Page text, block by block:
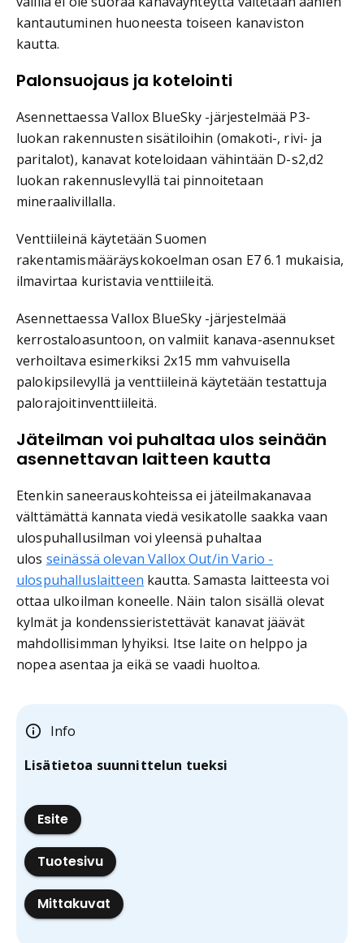
kantautuminen huoneesta toiseen kanaviston
kautta.
Palonsuojaus ja kotelointi
Asennettaessa Vallox BlueSky -järjestelmää P3-
luokan rakennusten sisätiloihin (omakoti-, rivi- ja
paritalot), kanavat koteloidaan vähintään D-s2,d2
luokan rakennuslevyllä tai pinnoitetaan
mineraalivillalla.
Venttiileinä käytetään Suomen
rakentamismääräyskokoelman osan E7 6.1 mukaisia,
ilmavirtaa kuristavia venttiileitä.
Asennettaessa Vallox BlueSky -järjestelmää
kerrostaloasuntoon, on valmiit kanava-asennukset
verhoiltava esimerkiksi 2x15 mm vahvuisella
palokipsilevyllä ja venttiileinä käytetään testattuja
palorajoitinventtiileitä.
Jäteilman voi puhaltaa ulos seinään
asennettavan laitteen kautta
Etenkin saneerauskohteissa ei jäteilmakanavaa
välttämättä kannata viedä vesikatolle saakka vaan
ulospuhallusilman voi yleensä puhaltaa
ulos seinässä olevan Vallox Out/in Vario -
ulospuhalluslaitteen kautta. Samasta laitteesta voi
ottaa ulkoilman koneelle. Näin talon sisällä olevat
kylmät ja kondenssieristettävät kanavat jäävät
mahdollisimman lyhyiksi. Itse laite on helppo ja
nopea asentaa ja eikä se vaadi huoltoa.
Info
Lisätietoa suunnittelun tueksi
Esite
Tuotesivu
Mittakuvat